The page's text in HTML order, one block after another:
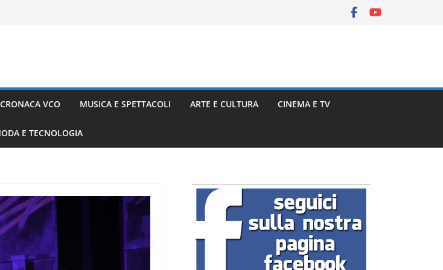
CRONACA VCO MUSICA E SPETTACOLI ARTE E CULTURA CINEMA E TV
E TECNOLOGIA